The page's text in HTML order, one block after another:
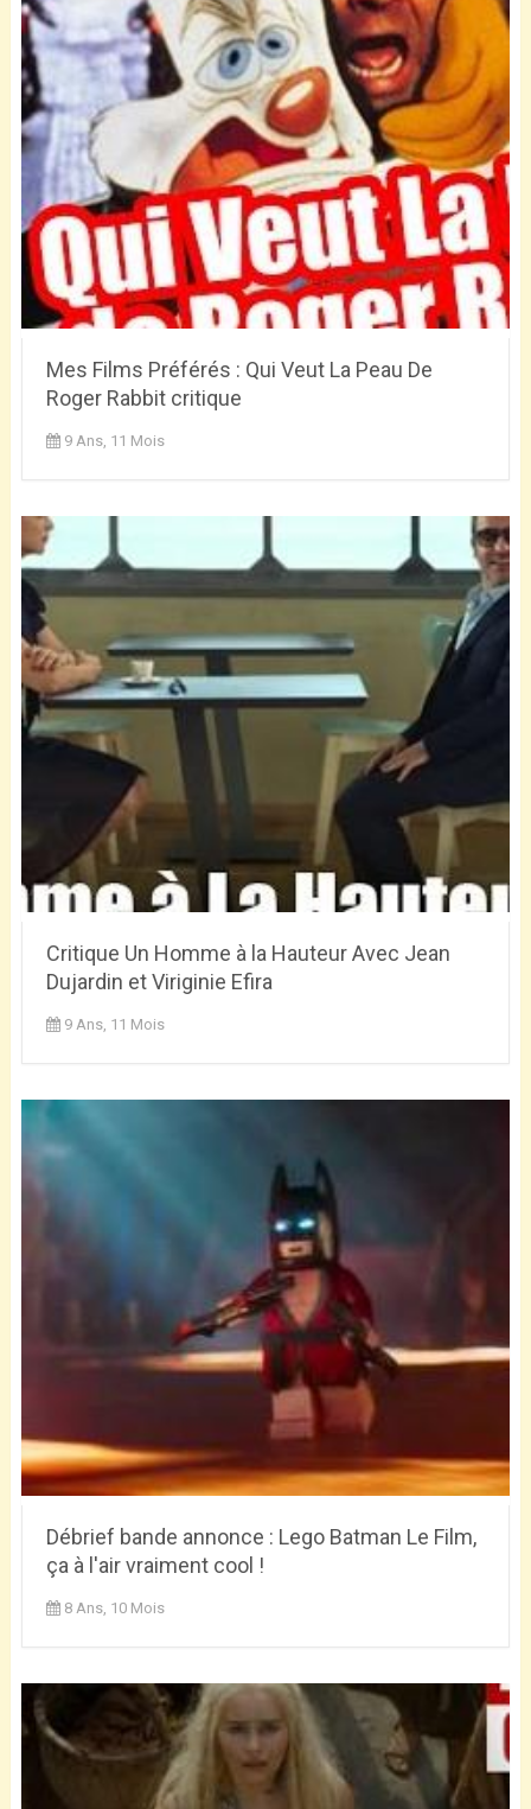
Mes Films Préférés : Qui Veut La Peau De
Roger Rabbit critique
9 Ans, 11 Mois
Critique Un Homme à la Hauteur Avec Jean
Dujardin et Viriginie Efira
9 Ans, 11 Mois
Débrief bande annonce : Lego Batman Le Film,
ça à l'air vraiment cool !
8 Ans, 10 Mois